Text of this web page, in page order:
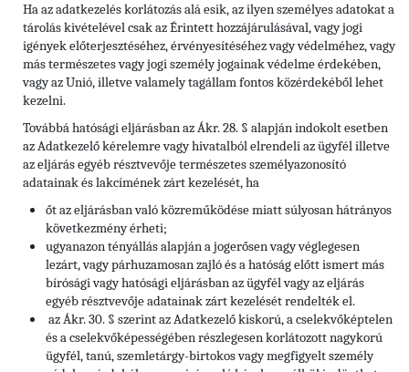
Ha az adatkezelés korlátozás alá esik, az ilyen személyes adatokat a
tárolás kivételével csak az Érintett hozzájárulásával, vagy jogi
igények előterjesztéséhez, érvényesítéséhez vagy védelméhez, vagy
más természetes vagy jogi személy jogainak védelme érdekében,
vagy az Unió, illetve valamely tagállam fontos közérdekéből lehet
kezelni.
Továbbá hatósági eljárásban az Ákr. 28. § alapján indokolt esetben
az Adatkezelő kérelemre vagy hivatalból elrendeli az ügyfél illetve
az eljárás egyéb résztvevője természetes személyazonosító
adatainak és lakcímének zárt kezelését, ha
őt az eljárásban való közreműködése miatt súlyosan hátrányos
következmény érheti;
ugyanazon tényállás alapján a jogerősen vagy véglegesen
lezárt, vagy párhuzamosan zajló és a hatóság előtt ismert más
bírósági vagy hatósági eljárásban az ügyfél vagy az eljárás
egyéb résztvevője adatainak zárt kezelését rendelték el.
az Ákr. 30. § szerint az Adatkezelő kiskorú, a cselekvőképtelen
és a cselekvőképességében részlegesen korlátozott nagykorú
ügyfél, tanú, szemletárgy-birtokos vagy megfigyelt személy